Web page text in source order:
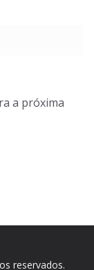
a próxima
reservados.